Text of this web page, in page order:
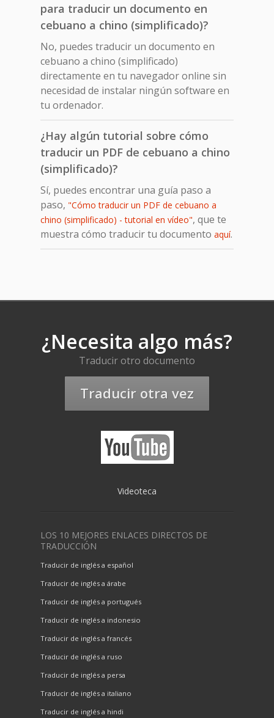
para traducir un documento en
cebuano a chino (simplificado)?
No, puedes traducir un documento en
cebuano a chino (simplificado)
directamente en tu navegador online sin
necesidad de instalar ningún software en
tu ordenador.
¿Hay algún tutorial sobre cómo
traducir un PDF de cebuano a chino
(simplificado)?
Sí, puedes encontrar una guía paso a
paso, "Cómo traducir un PDF de cebuano a
chino (simplificado) - tutorial en vídeo", que te
muestra cómo traducir tu documento aquí.
¿Necesita algo más?
Traducir otro documento
Traducir otra vez
Videoteca
LOS 10 MEJORES ENLACES DIRECTOS DE
TRADUCCIÓN
Traducir de inglés a español
Traducir de inglés a árabe
Traducir de inglés a portugués
Traducir de inglés a indonesio
Traducir de inglés a francés
Traducir de inglés a ruso
Traducir de inglés a persa
Traducir de inglés a italiano
Traducir de inglés a hindi